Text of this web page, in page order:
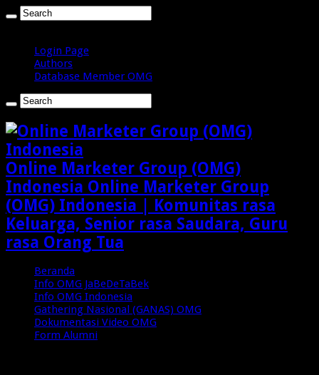
Login Page
Authors
Database Member OMG
Online Marketer Group (OMG)
Indonesia Online Marketer Group
(OMG) Indonesia | Komunitas rasa
Keluarga, Senior rasa Saudara, Guru
rasa Orang Tua
Beranda
Info OMG JaBeDeTaBek
Info OMG Indonesia
Gathering Nasional (GANAS) OMG
Dokumentasi Video OMG
Form Alumni